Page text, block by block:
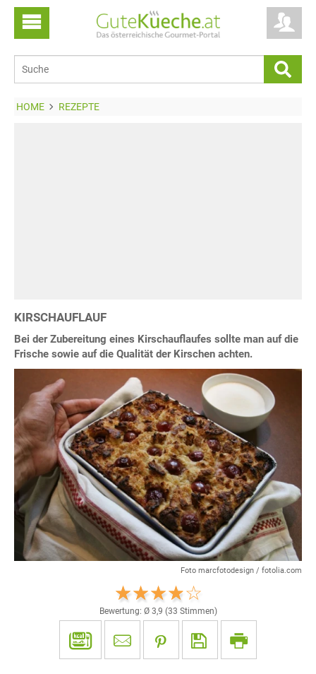
HOME REZEPTE
KIRSCHAUFLAUF
Bei der Zubereitung eines Kirschauflaufes sollte man auf die
Frische sowie auf die Qualität der Kirschen achten.
Foto marcfotodesign / fotolia.com
Bewertung: Ø 3,9 (33 Stimmen)